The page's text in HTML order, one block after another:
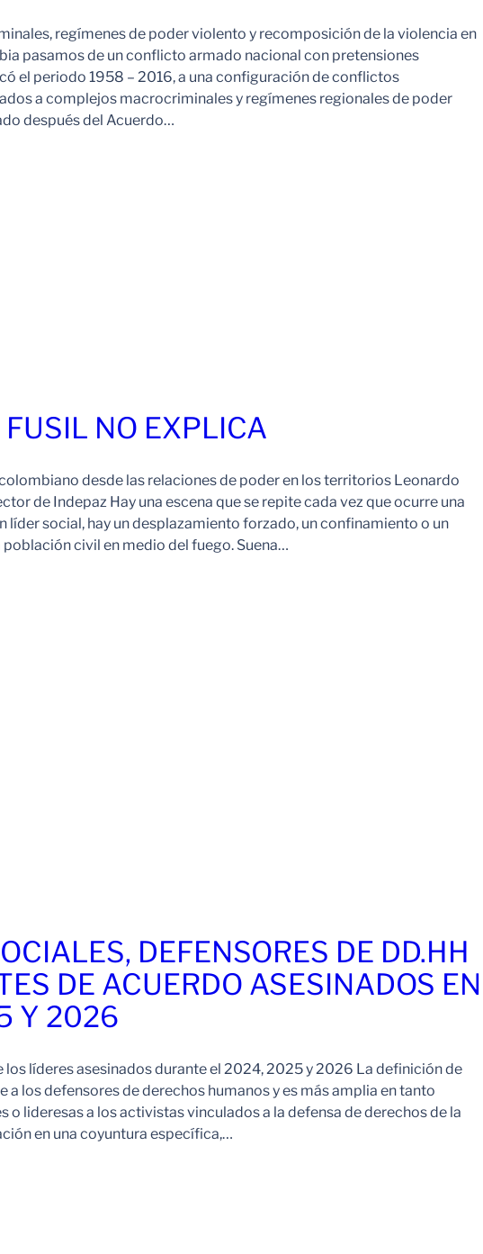
regímenes de poder violento y recomposición de la violencia en
pasamos de un conflicto armado nacional con pretensiones
el periodo 1958 – 2016, a una configuración de conflictos
a complejos macrocriminales y regímenes regionales de poder
después del Acuerdo…
FUSIL NO EXPLICA
desde las relaciones de poder en los territorios Leonardo
de Indepaz Hay una escena que se repite cada vez que ocurre una
líder social, hay un desplazamiento forzado, un confinamiento o un
civil en medio del fuego. Suena…
DEFENSORES DE DD.HH
DE ACUERDO ASESINADOS EN
Y 2026
los líderes asesinados durante el 2024, 2025 y 2026 La definición de
a los defensores de derechos humanos y es más amplia en tanto
o lideresas a los activistas vinculados a la defensa de derechos de la
en una coyuntura específica,…